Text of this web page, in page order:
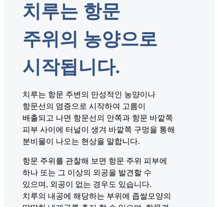
치루는 항문
주위의 농양으로
시작됩니다.
치루는 항문 주변의 만성적인 농양이나
항문선의 염증으로 시작하여 고름이
배출되고 나면 항문선의 안쪽과 항문 바깥쪽
피부 사이에 터널이 생겨 바깥쪽 구멍을 통해
분비물이 나오는 현상을 말합니다.
항문 주위를 관찰해 보면 항문 주위 피부에
하나 또는 그 이상의 외공을 발견할 수
있으며, 외공이 없는 경우도 있습니다.
치루의 내공에 해당하는 부위에 좁쌀모양의